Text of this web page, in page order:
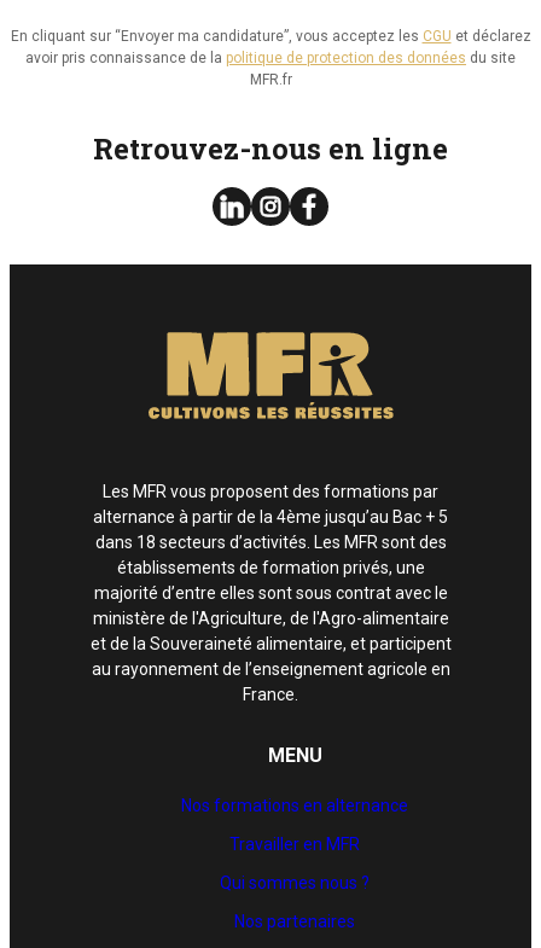
Vous pouvez consulter le site de la CNIL.fr ou
Vous pouvez exercer les droits ci-dessus présentés en contactant notre
délégué à la protection des données à l’adresse dpo@mfr.asso.fr
En cliquant sur “Envoyer ma candidature”, vous acceptez les CGU et déclarez
avoir pris connaissance de la politique de protection des données du site
MFR.fr
Retrouvez-nous en ligne
Les MFR vous proposent des formations par
alternance à partir de la 4ème jusqu’au Bac + 5
dans 18 secteurs d’activités. Les MFR sont des
établissements de formation privés, une
majorité d’entre elles sont sous contrat avec le
ministère de l'Agriculture, de l'Agro-alimentaire
et de la Souveraineté alimentaire, et participent
au rayonnement de l’enseignement agricole en
France.
MENU
Nos formations en alternance
Travailler en MFR
Qui sommes nous ?
Nos partenaires